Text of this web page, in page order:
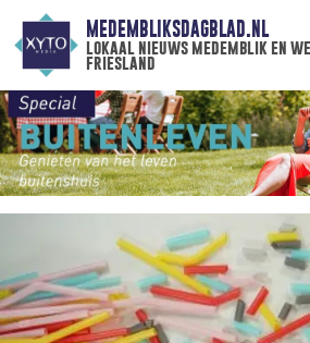
MEDEMBLIKSDAGBLAD.NL
lokaal nieuws medemblik en
friesland